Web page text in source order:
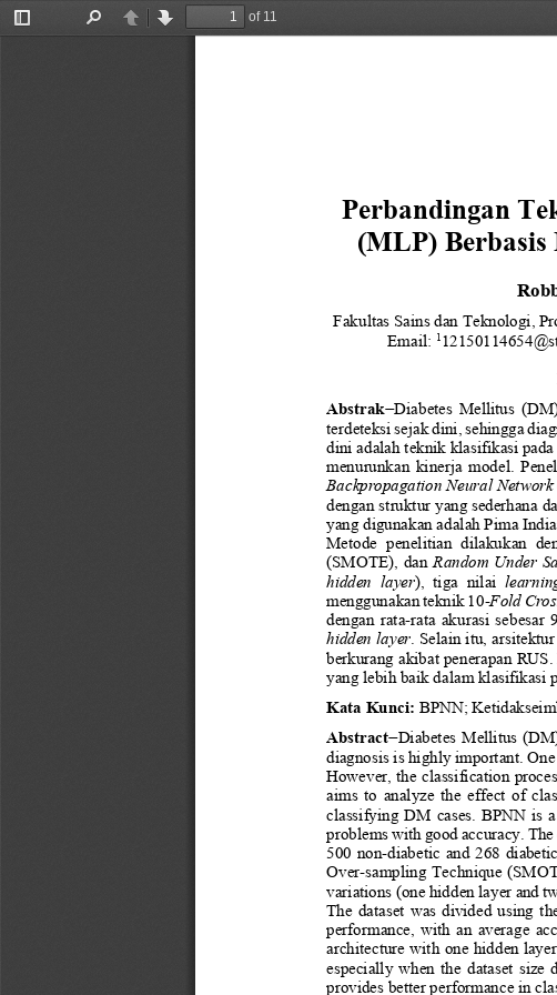
Toggle
PreviousNext
of 11
Perbandingan
(MLP) Berbasis
Fakultas Sains dan Teknologi ,
Email: 1
Abstrak−Diabetes  Mellitus
terdeteksi sejak dini, sehingga
dini adalah teknik klasifikasi
menurunkan  kinerja  model.
Backpropagation Neural Network
dengan struktur yang sederhana
yang digunakan adalah Pima
Metode  penelitian dilakukan
(SMOTE),  dan Random Under
hidden  layer),  tiga  nilai
menggunakan teknik 10-Fold
dengan  rata-rata  akurasi  sebesar
hidden layer Selain itu,
berkurang akibat penerapan RUS
yang lebih baik dalam klasifikasi
Kata Kunci: BPNN;
Abstract−Diabetes  Mellitus
diagnosis is highly important.
However, the classification
aims  to  analyze  the  effect  of
classifying  DM  cases.  BPNN is
problems with good accuracy.
500  non-diabetic  and  268
Over-sampling Technique
variations (one hidden layer and
The  dataset  was  divided  using
performance,  with  an  average
architecture with one hidden
especially  when  the  dataset  size
provides better performance in